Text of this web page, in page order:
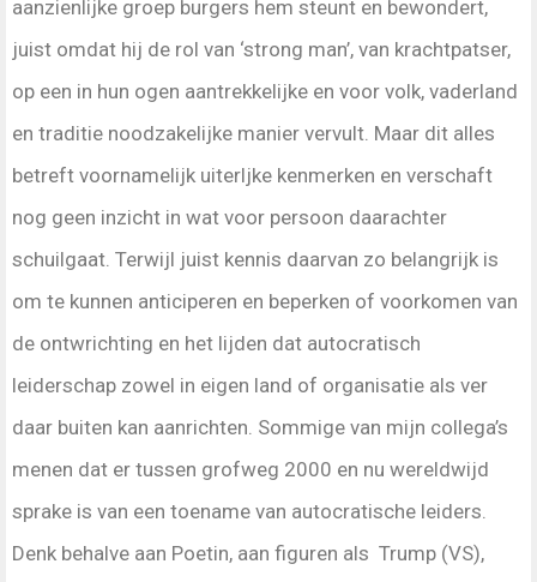
aanzienlijke groep burgers hem steunt en bewondert,
juist omdat hij de rol van ‘strong man’, van krachtpatser,
op een in hun ogen aantrekkelijke en voor volk, vaderland
en traditie noodzakelijke manier vervult. Maar dit alles
betreft voornamelijk uiterljke kenmerken en verschaft
nog geen inzicht in wat voor persoon daarachter
schuilgaat. Terwijl juist kennis daarvan zo belangrijk is
om te kunnen anticiperen en beperken of voorkomen van
de ontwrichting en het lijden dat autocratisch
leiderschap zowel in eigen land of organisatie als ver
daar buiten kan aanrichten. Sommige van mijn collega’s
menen dat er tussen grofweg 2000 en nu wereldwijd
sprake is van een toename van autocratische leiders.
Denk behalve aan Poetin, aan figuren als Trump (VS),